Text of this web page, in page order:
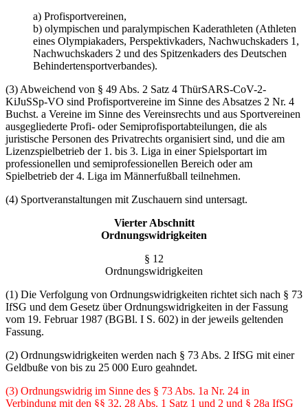
a) Profisportvereinen,
b) olympischen und paralympischen Kaderathleten (Athleten
eines Olympiakaders, Per­spektivkaders, Nachwuchskaders 1,
Nachwuchskaders 2 und des Spitzenkaders des Deutschen
Behindertensportverbandes).
(3) Abweichend von § 49 Abs. 2 Satz 4 ThürSARS-CoV-2-
KiJuSSp-VO sind Profisportvereine im Sinne des Absatzes 2 Nr. 4
Buchst. a Vereine im Sinne des Vereinsrechts und aus Sport­vereinen
ausgegliederte Profi- oder Semiprofisportabteilungen, die als
juristische Personen des Privatrechts organisiert sind, und die am
Lizenzspielbetrieb der 1. bis 3. Liga in einer Spielsportart im
professionellen und semiprofessionellen Bereich oder am
Spielbetrieb der 4. Liga im Männerfußball teilnehmen.
(4) Sportveranstaltungen mit Zuschauern sind untersagt.
Vierter Abschnitt
Ordnungswidrigkeiten
§ 12
Ordnungswidrigkeiten
(1) Die Verfolgung von Ordnungswidrigkeiten richtet sich nach § 73
IfSG und dem Gesetz über Ordnungswidrigkeiten in der Fassung
vom 19. Februar 1987 (BGBl. I S. 602) in der je­weils geltenden
Fassung.
(2) Ordnungswidrigkeiten werden nach § 73 Abs. 2 IfSG mit einer
Geldbuße von bis zu 25 000 Euro geahndet.
(3) Ordnungswidrig im Sinne des § 73 Abs. 1a Nr. 24 in
Verbindung mit den §§ 32, 28 Abs. 1 Satz 1 und 2 und § 28a IfSG